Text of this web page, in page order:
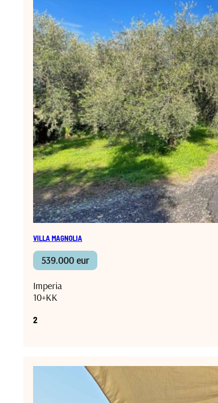
VILLA MAGNOLIA
539.000 eur
Imperia
10+KK
2